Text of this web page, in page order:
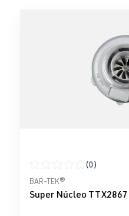
Calificación promedio de
(0)
BAR-TEK®
Super Núcleo